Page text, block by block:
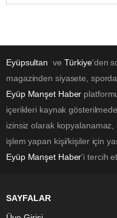
Eyüpsultan ve Türkiye'den
magazinden siyasete,
Eyüp Manşet Haber
içerikleri kaynak
izinsiz olarak kopyalanamaz,
işlem yapan kişi/kişiler için
Eyüp Manşet Haber'i tercih
SAYFALAR